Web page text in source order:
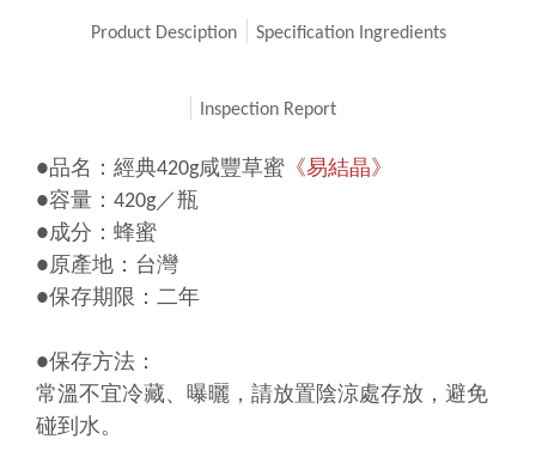
Product Desciption Specification Ingredients
Inspection Report
●品名：經典420g咸豐草蜜 《易結晶》
●容量：420g／瓶
●成分：蜂蜜
●原產地：台灣
●保存期限：二年
●保存方法：
常溫不宜冷藏、曝曬，請放置陰涼處存放，避免
碰到水。